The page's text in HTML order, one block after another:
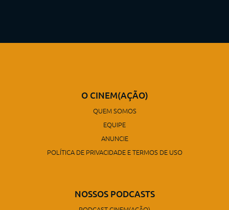
O CINEM(AÇÃO)
QUEM SOMOS
EQUIPE
ANUNCIE
POLÍTICA DE PRIVACIDADE E TERMOS DE USO
NOSSOS PODCASTS